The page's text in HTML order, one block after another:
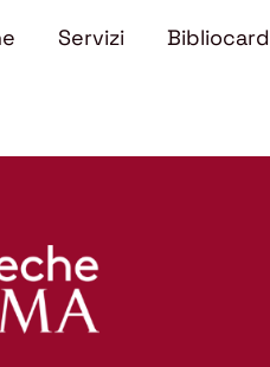
Servizi Bibliocard